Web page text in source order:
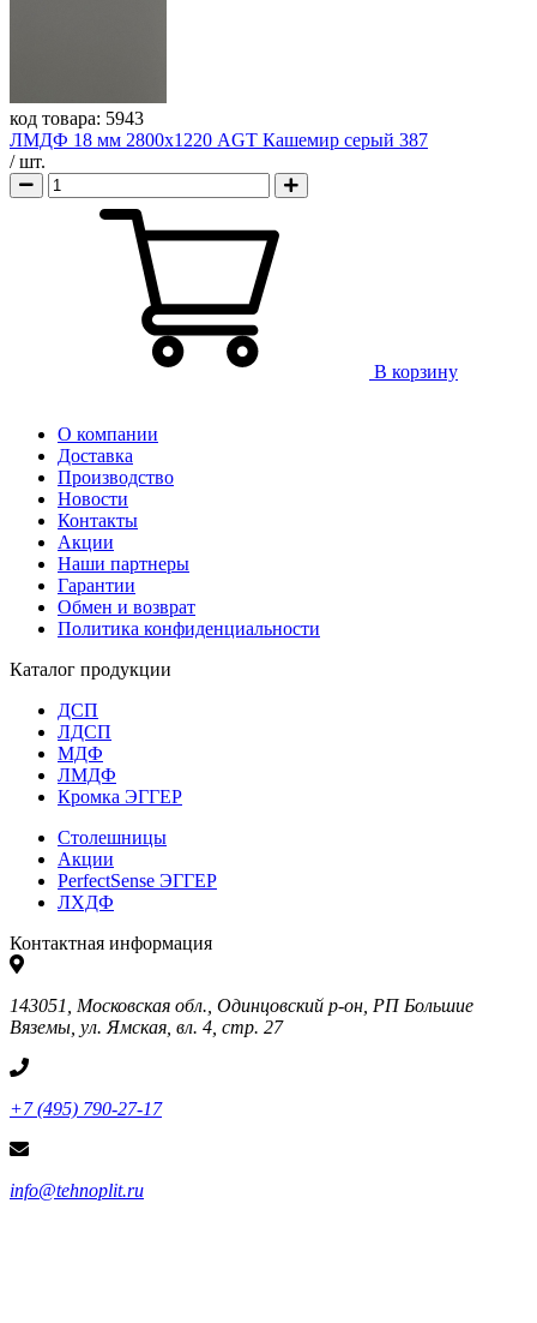
код товара: 5943
ЛМДФ 18 мм 2800х1220 AGT Кашемир серый 387
/ шт.
В корзину
О компании
Доставка
Производство
Новости
Контакты
Акции
Наши партнеры
Гарантии
Обмен и возврат
Политика конфиденциальности
Каталог продукции
ДСП
ЛДСП
МДФ
ЛМДФ
Кромка ЭГГЕР
Столешницы
Акции
PerfectSense ЭГГЕР
ЛХДФ
Контактная информация
143051, Московская обл., Одинцовский р-он, РП Большие
Вяземы, ул. Ямская, вл. 4, стр. 27
+7 (495) 790-27-17
info@tehnoplit.ru